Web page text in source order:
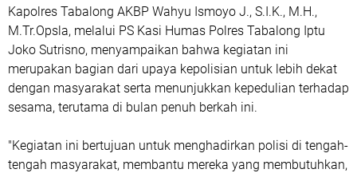
Kapolres Tabalong AKBP Wahyu Ismoyo J., S.I.K., M.H.,
M.Tr.Opsla, melalui PS Kasi Humas Polres Tabalong Iptu
Joko Sutrisno, menyampaikan bahwa kegiatan ini
merupakan bagian dari upaya kepolisian untuk lebih dekat
dengan masyarakat serta menunjukkan kepedulian terhadap
sesama, terutama di bulan penuh berkah ini.
"Kegiatan ini bertujuan untuk menghadirkan polisi di tengah-
tengah masyarakat, membantu mereka yang membutuhkan,